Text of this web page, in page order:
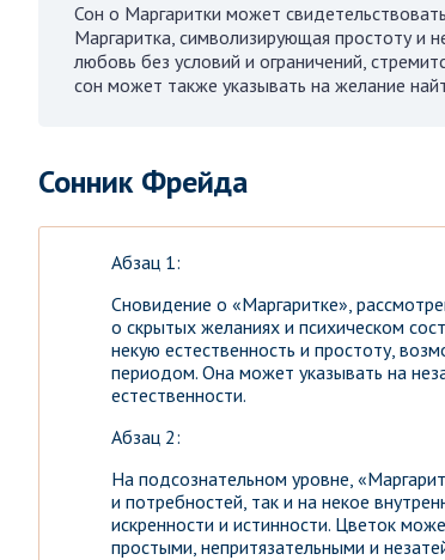
Сон о Маргаритки может
Маргаритка, символизирующая простоту и
любовь без условий и ограничений,
сон может также указывать на желание
Сонник Фрейда
Абзац 1:
Сновидение о «Маргаритке»,
о скрытых желаниях и психическом
некую естественность и простоту,
периодом. Она может указывать на
естественности.
Абзац 2:
На подсознательном уровне,
и потребностей, так и на некое
искренности и истинности. Цветок
простыми, непритязательными и